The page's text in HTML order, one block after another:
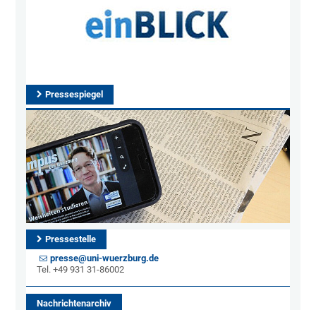
Pressespiegel
Pressestelle
presse@uni-wuerzburg.de
Tel. +49 931 31-86002
Nachrichtenarchiv